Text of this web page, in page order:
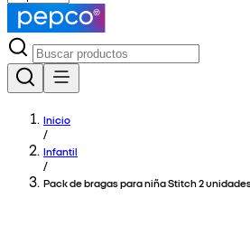
Inicio
/
Infantil
/
Pack de bragas para niña Stitch 2